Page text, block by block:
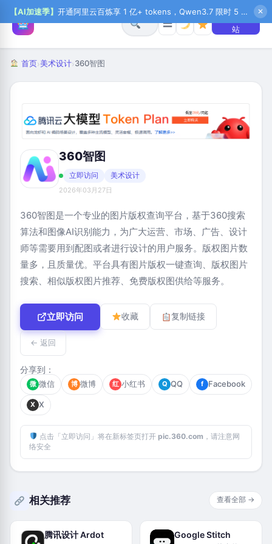
【AI加速季】 开通阿里云百炼享 1 亿+ tokens，Qwen3.7 限时 5 折起，秒悟新注送 1 万积分，加入 OPC 赢百万助力金，QoderWork CN 首月 0 元 ✕
☰
+ 提交网
站
首页›美术设计›360智图
360智图
立即访问 美术设计
2026年03月27日
360智图是一个专业的图片版权查询平台，基于360搜索
算法和图像AI识别能力，为广大运营、市场、广告、设计
师等需要用到配图或者进行设计的用户服务。版权图片数
量多，且质量优。平台具有图片版权一键查询、版权图片
搜索、相似版权图片推荐、免费版权图供给等服务。
立即访问 收藏 复制链接
← 返回
分享到：
微 微信 博 微博 红 小红书 Q QQ f Facebook
X X
点击「立即访问」将在新标签页打开 pic.360.com ，请注意网
络安全
相关推荐 查看全部 →
腾讯设计 Ardot Google Stitch